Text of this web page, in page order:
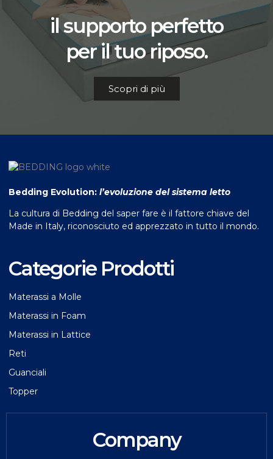
il supporto perfetto
per il tuo riposo.
Scopri di più
Bedding Evolution: l’evoluzione del sistema letto
La cultura di Bedding del saper fare è il fattore chiave del
Made in Italy, riconosciuto ed apprezzato in tutto il mondo.
Categorie Prodotti
Materassi a Molle
Materassi in Foam
Materassi in Lattice
Reti
Guanciali
Topper
Company